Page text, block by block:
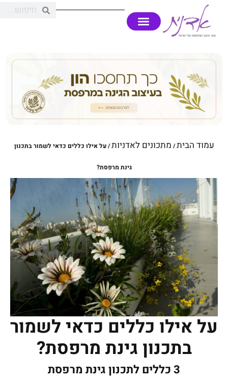
עמוד הבית/מתכונים לאדניות/ על אילו כללים כדאי לשמור בתכנון
גינת מרפסת?
על אילו כללים כדאי לשמור
בתכנון גינת מרפסת?